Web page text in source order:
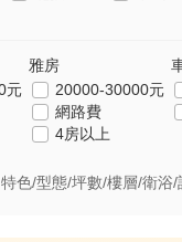
雅房
元 20000-30000元
網路費
4房以上
特色/型態/坪數/樓層/衛浴/